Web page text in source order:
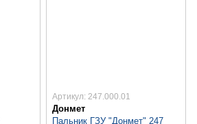
Артикул: 247.000.01
Донмет
Пальник ГЗУ "Донмет" 247